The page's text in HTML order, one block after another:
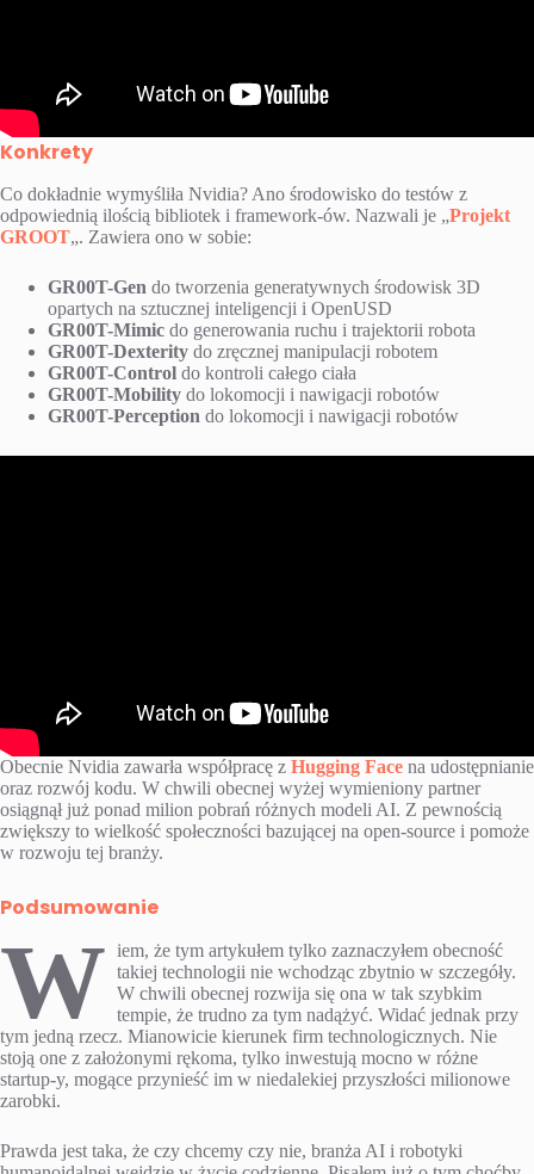
Konkrety
Co dokładnie wymyśliła Nvidia? Ano środowisko do testów z
odpowiednią ilością bibliotek i framework-ów. Nazwali je „Projekt
GROOT„. Zawiera ono w sobie:
GR00T-Gen do tworzenia generatywnych środowisk 3D
opartych na sztucznej inteligencji i OpenUSD
GR00T-Mimic do generowania ruchu i trajektorii robota
GR00T-Dexterity do zręcznej manipulacji robotem
GR00T-Control do kontroli całego ciała
GR00T-Mobility do lokomocji i nawigacji robotów
GR00T-Perception do lokomocji i nawigacji robotów
Obecnie Nvidia zawarła współpracę z Hugging Face na udostępnianie
oraz rozwój kodu. W chwili obecnej wyżej wymieniony partner
osiągnął już ponad milion pobrań różnych modeli AI. Z pewnością
zwiększy to wielkość społeczności bazującej na open-source i pomoże
w rozwoju tej branży.
Podsumowanie
W iem, że tym artykułem tylko zaznaczyłem obecność
takiej technologii nie wchodząc zbytnio w szczegóły.
W chwili obecnej rozwija się ona w tak szybkim
tempie, że trudno za tym nadążyć. Widać jednak przy
tym jedną rzecz. Mianowicie kierunek firm technologicznych. Nie
stoją one z założonymi rękoma, tylko inwestują mocno w różne
startup-y, mogące przynieść im w niedalekiej przyszłości milionowe
zarobki.
Prawda jest taka, że czy chcemy czy nie, branża AI i robotyki